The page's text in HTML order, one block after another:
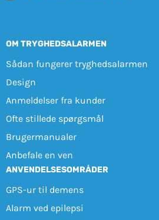
OM TRYGHEDSALARMEN
Sådan fungerer tryghedsalarmen
Design
Anmeldelser fra kunder
Ofte stillede spørgsmål
Brugermanualer
Anbefale en ven
ANVENDELSESOMRÅDER
GPS-ur til demens
Alarm ved epilepsi